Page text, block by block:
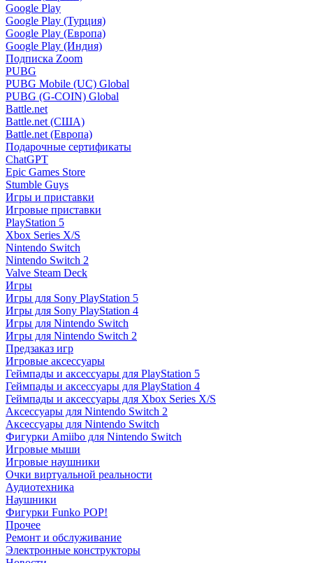
Google Play
Google Play (Турция)
Google Play (Европа)
Google Play (Индия)
Подписка Zoom
PUBG
PUBG Mobile (UC) Global
PUBG (G-COIN) Global
Battle.net
Battle.net (США)
Battle.net (Европа)
Подарочные сертификаты
ChatGPT
Epic Games Store
Stumble Guys
Игры и приставки
Игровые приставки
PlayStation 5
Xbox Series X/S
Nintendo Switch
Nintendo Switch 2
Valve Steam Deck
Игры
Игры для Sony PlayStation 5
Игры для Sony PlayStation 4
Игры для Nintendo Switch
Игры для Nintendo Switch 2
Предзаказ игр
Игровые аксессуары
Геймпады и аксессуары для PlayStation 5
Геймпады и аксессуары для PlayStation 4
Геймпады и аксессуары для Xbox Series X/S
Аксессуары для Nintendo Switch 2
Аксессуары для Nintendo Switch
Фигурки Amiibo для Nintendo Switch
Игровые мыши
Игровые наушники
Очки виртуальной реальности
Аудиотехника
Наушники
Фигурки Funko POP!
Прочее
Ремонт и обслуживание
Электронные конструкторы